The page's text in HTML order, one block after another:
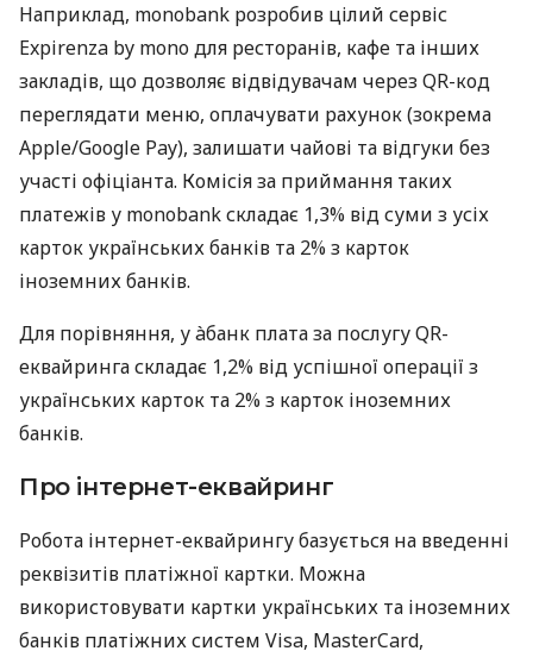
Наприклад, monobank розробив цілий сервіс
Expirenza by mono для ресторанів, кафе та інших
закладів, що дозволяє відвідувачам через QR-код
переглядати меню, оплачувати рахунок (зокрема
Apple/Google Pay), залишати чайові та відгуки без
участі офіціанта. Комісія за приймання таких
платежів у monobank складає 1,3% від суми з усіх
карток українських банків та 2% з карток
іноземних банків.
Для порівняння, у àбанк плата за послугу QR-
еквайринга складає 1,2% від успішної операції з
українських карток та 2% з карток іноземних
банків.
Про інтернет-еквайринг
Робота інтернет-еквайрингу базується на введенні
реквізитів платіжної картки. Можна
використовувати картки українських та іноземних
банків платіжних систем Visa, MasterCard,